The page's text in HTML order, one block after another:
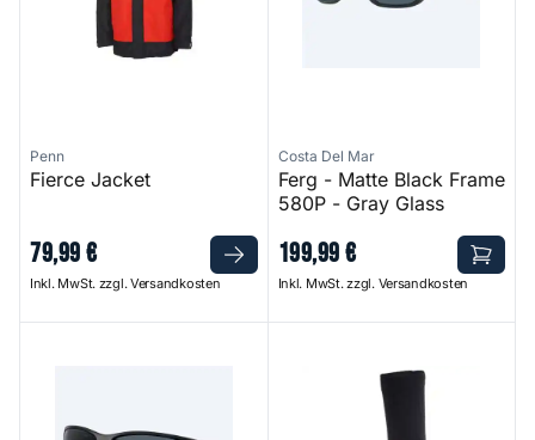
Penn
Fierce Jacket
79,99€
Inkl. MwSt. zzgl. Versandkosten
Costa Del Mar
Ferg - Matte Black Frame
580P - Gray Glass
199,99€
Inkl. MwSt. zzgl. Versandkosten